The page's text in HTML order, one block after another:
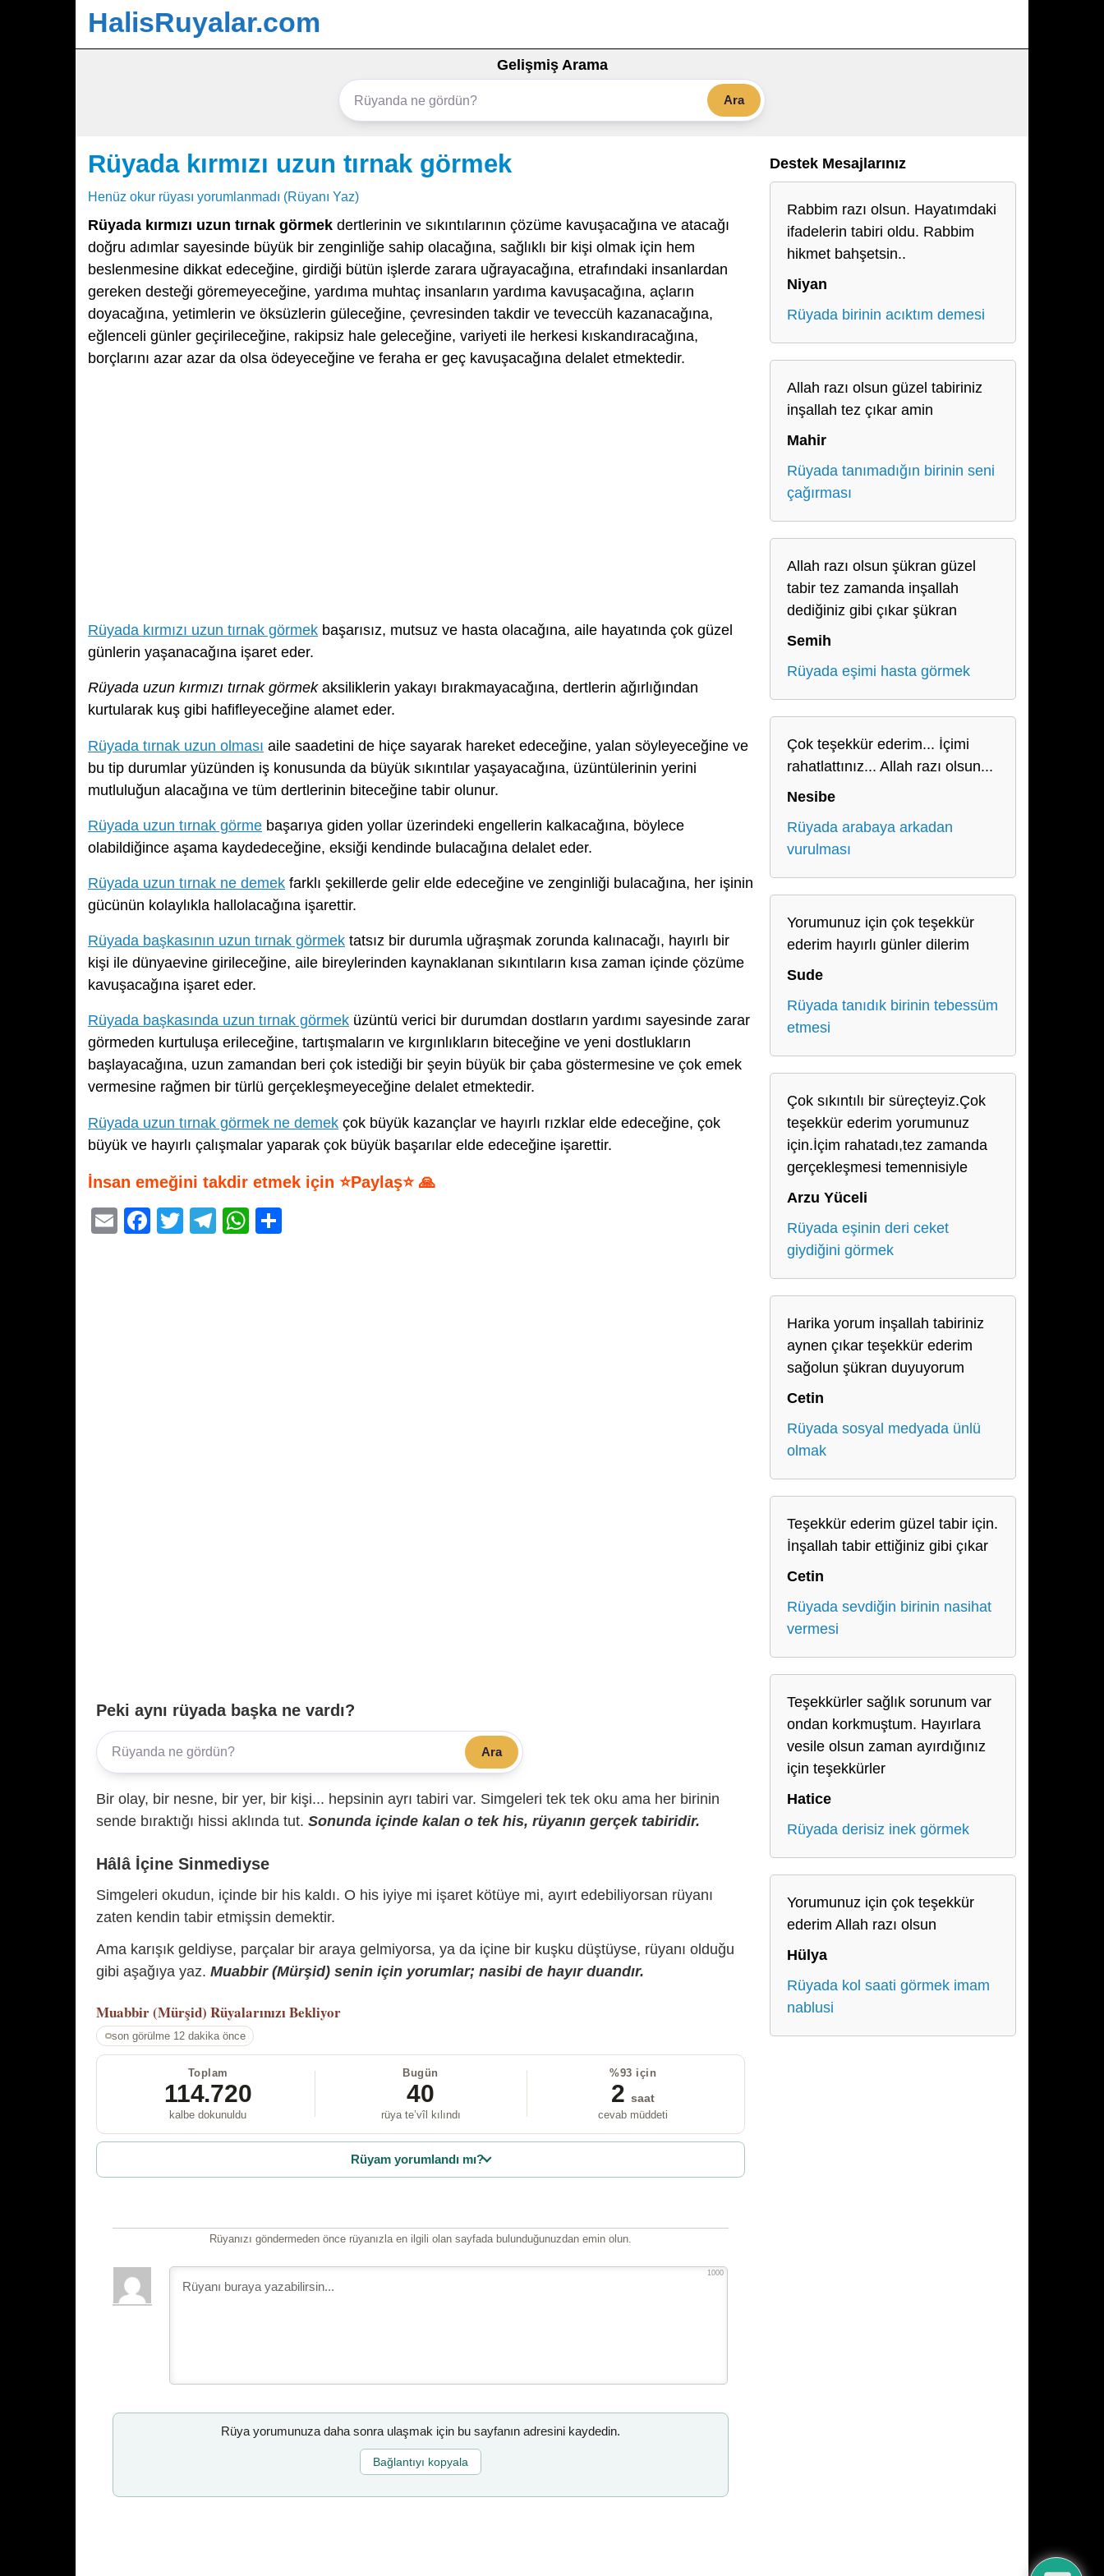
HalisRuyalar.com
Gelişmiş Arama
Ara
Rüyada kırmızı uzun tırnak görmek
Henüz okur rüyası yorumlanmadı (Rüyanı Yaz)
Rüyada kırmızı uzun tırnak görmek dertlerinin ve sıkıntılarının çözüme kavuşacağına ve atacağı
doğru adımlar sayesinde büyük bir zenginliğe sahip olacağına, sağlıklı bir kişi olmak için hem
beslenmesine dikkat edeceğine, girdiği bütün işlerde zarara uğrayacağına, etrafındaki insanlardan
gereken desteği göremeyeceğine, yardıma muhtaç insanların yardıma kavuşacağına, açların
doyacağına, yetimlerin ve öksüzlerin güleceğine, çevresinden takdir ve teveccüh kazanacağına,
eğlenceli günler geçirileceğine, rakipsiz hale geleceğine, variyeti ile herkesi kıskandıracağına,
borçlarını azar azar da olsa ödeyeceğine ve feraha er geç kavuşacağına delalet etmektedir.
Rüyada kırmızı uzun tırnak görmek başarısız, mutsuz ve hasta olacağına, aile hayatında çok güzel
günlerin yaşanacağına işaret eder.
Rüyada uzun kırmızı tırnak görmekaksiliklerin yakayı bırakmayacağına, dertlerin ağırlığından
kurtularak kuş gibi hafifleyeceğine alamet eder.
Rüyada tırnak uzun olması aile saadetini de hiçe sayarak hareket edeceğine, yalan söyleyeceğine ve
bu tip durumlar yüzünden iş konusunda da büyük sıkıntılar yaşayacağına, üzüntülerinin yerini
mutluluğun alacağına ve tüm dertlerinin biteceğine tabir olunur.
Rüyada uzun tırnak görme başarıya giden yollar üzerindeki engellerin kalkacağına, böylece
olabildiğince aşama kaydedeceğine, eksiği kendinde bulacağına delalet eder.
Rüyada uzun tırnak ne demek farklı şekillerde gelir elde edeceğine ve zenginliği bulacağına, her işinin
gücünün kolaylıkla hallolacağına işarettir.
Rüyada başkasının uzun tırnak görmek tatsız bir durumla uğraşmak zorunda kalınacağı, hayırlı bir
kişi ile dünyaevine girileceğine, aile bireylerinden kaynaklanan sıkıntıların kısa zaman içinde çözüme
kavuşacağına işaret eder.
Rüyada başkasında uzun tırnak görmek üzüntü verici bir durumdan dostların yardımı sayesinde zarar
görmeden kurtuluşa erileceğine, tartışmaların ve kırgınlıkların biteceğine ve yeni dostlukların
başlayacağına, uzun zamandan beri çok istediği bir şeyin büyük bir çaba göstermesine ve çok emek
vermesine rağmen bir türlü gerçekleşmeyeceğine delalet etmektedir.
Rüyada uzun tırnak görmek ne demek çok büyük kazançlar ve hayırlı rızklar elde edeceğine, çok
büyük ve hayırlı çalışmalar yaparak çok büyük başarılar elde edeceğine işarettir.
İnsan emeğini takdir etmek için ⭐Paylaş⭐ 🙏
E
F
T
T
W
Peki aynı rüyada başka ne vardı?
Ara
Bir olay, bir nesne, bir yer, bir kişi... hepsinin ayrı tabiri var. Simgeleri tek tek oku ama her birinin
sende bıraktığı hissi aklında tut. Sonunda içinde kalan o tek his, rüyanın gerçek tabiridir.
Hâlâ İçine Sinmediyse
Simgeleri okudun, içinde bir his kaldı. O his iyiye mi işaret kötüye mi, ayırt edebiliyorsan rüyanı
zaten kendin tabir etmişsin demektir.
Ama karışık geldiyse, parçalar bir araya gelmiyorsa, ya da içine bir kuşku düştüyse, rüyanı olduğu
gibi aşağıya yaz. Muabbir (Mürşid) senin için yorumlar; nasibi de hayır duandır.
Muabbir (Mürşid) Rüyalarınızı Bekliyor
son görülme 12 dakika önce
Toplam
114.720
kalbe dokunuldu
Bugün
40
rüya te’vîl kılındı
%93 için
2 saat
cevab müddeti
Rüyam yorumlandı mı?
Rüyanızı göndermeden önce rüyanızla en ilgili olan sayfada bulunduğunuzdan emin olun.
1000
Rüya yorumunuza daha sonra ulaşmak için bu sayfanın adresini kaydedin.
Bağlantıyı kopyala
Destek Mesajlarınız
Rabbim razı olsun. Hayatımdaki
ifadelerin tabiri oldu. Rabbim
hikmet bahşetsin..
Niyan
Rüyada birinin acıktım demesi
Allah razı olsun güzel tabiriniz
inşallah tez çıkar amin
Mahir
Rüyada tanımadığın birinin seni
çağırması
Allah razı olsun şükran güzel
tabir tez zamanda inşallah
dediğiniz gibi çıkar şükran
Semih
Rüyada eşimi hasta görmek
Çok teşekkür ederim... İçimi
rahatlattınız... Allah razı olsun...
Nesibe
Rüyada arabaya arkadan
vurulması
Yorumunuz için çok teşekkür
ederim hayırlı günler dilerim
Sude
Rüyada tanıdık birinin tebessüm
etmesi
Çok sıkıntılı bir süreçteyiz.Çok
teşekkür ederim yorumunuz
için.İçim rahatadı,tez zamanda
gerçekleşmesi temennisiyle
Arzu Yüceli
Rüyada eşinin deri ceket
giydiğini görmek
Harika yorum inşallah tabiriniz
aynen çıkar teşekkür ederim
sağolun şükran duyuyorum
Cetin
Rüyada sosyal medyada ünlü
olmak
Teşekkür ederim güzel tabir için.
İnşallah tabir ettiğiniz gibi çıkar
Cetin
Rüyada sevdiğin birinin nasihat
vermesi
Teşekkürler sağlık sorunum var
ondan korkmuştum. Hayırlara
vesile olsun zaman ayırdığınız
için teşekkürler
Hatice
Rüyada derisiz inek görmek
Yorumunuz için çok teşekkür
ederim Allah razı olsun
Hülya
Rüyada kol saati görmek imam
nablusi